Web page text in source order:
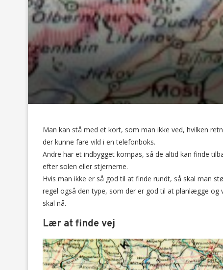
Man kan stå med et kort, som man ikke ved, hvilken
der kunne fare vild i en telefonboks.
Andre har et indbygget kompas, så de altid kan finde
efter solen eller stjernerne.
Hvis man ikke er så god til at finde rundt, så skal man
regel også den type, som der er god til at planlægge
skal nå.
Lær at finde vej